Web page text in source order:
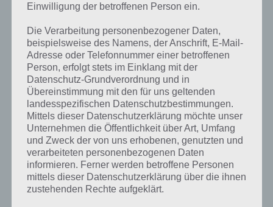
Kurze Begriffserklärung zur Lösung
Spinnen
Einwilligung der betroffenen Person ein.
Die Verarbeitung personenbezogener Daten,
beispielsweise des Namens, der Anschrift, E-Mail-
Adresse oder Telefonnummer einer betroffenen
Person, erfolgt stets im Einklang mit der
Datenschutz-Grundverordnung und in
Übereinstimmung mit den für uns geltenden
landesspezifischen Datenschutzbestimmungen.
Mittels dieser Datenschutzerklärung möchte unser
Unternehmen die Öffentlichkeit über Art, Umfang
und Zweck der von uns erhobenen, genutzten und
verarbeiteten personenbezogenen Daten
informieren. Ferner werden betroffene Personen
mittels dieser Datenschutzerklärung über die ihnen
zustehenden Rechte aufgeklärt.